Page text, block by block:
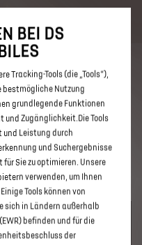
>>
DS 3 UND
IN
BEI DS
Tracking-Tools (die „Tools“),
bestmögliche Nutzung
grundlegende Funktionen
Zugänglichkeit.Die Tools
und Leistung durch
und Suchergebnisse
für Sie zu optimieren. Unsere
verwenden, um Ihnen
Tools können von
sich in Ländern außerhalb
befinden und für die
der